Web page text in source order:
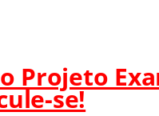
Projeto
se!